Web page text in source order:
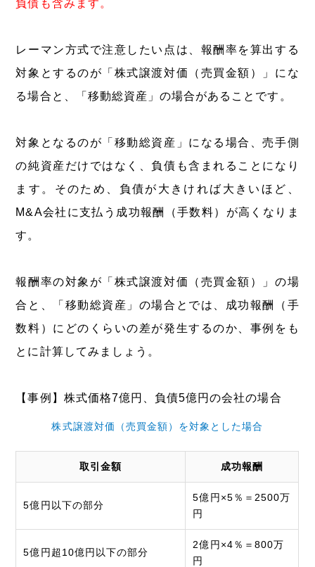
負債も含みます。
レーマン方式で注意したい点は、報酬率を算出する
対象とするのが「株式譲渡対価（売買金額）」にな
る場合と、「移動総資産」の場合があることです。
対象となるのが「移動総資産」になる場合、売手側
の純資産だけではなく、負債も含まれることになり
ます。そのため、負債が大きければ大きいほど、
M&A会社に支払う成功報酬（手数料）が高くなりま
す。
報酬率の対象が「株式譲渡対価（売買金額）」の場
合と、「移動総資産」の場合とでは、成功報酬（手
数料）にどのくらいの差が発生するのか、事例をも
とに計算してみましょう。
【事例】株式価格7億円、負債5億円の会社の場合
株式譲渡対価（売買金額）を対象とした場合
取引金額 成功報酬
5億円以下の部分
5億円×5％＝2500万
円
5億円超10億円以下の部分
2億円×4％＝800万
円